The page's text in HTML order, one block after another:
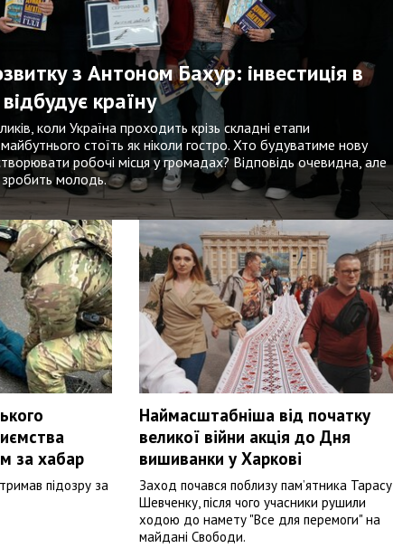
з Антоном Бахур: інвестиція в
країну
коли Україна проходить крізь складні етапи
стоїть як ніколи гостро. Хто будуватиме нову
робочі місця у громадах? Відповідь очевидна, але
молодь.
за хабар
підозру за
Наймасштабніша від початку
великої війни акція до Дня
вишиванки у Харкові
Заход почався поблизу пам’ятника Тарасу
Шевченку, після чого учасники рушили
ходою до намету "Все для перемоги" на
майдані Свободи.